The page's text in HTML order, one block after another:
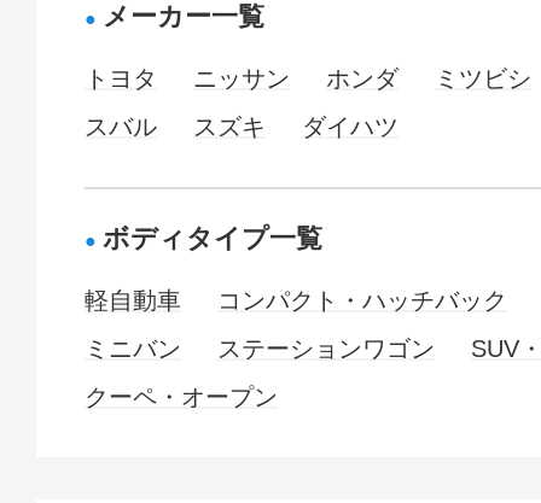
メーカー一覧
トヨタ ニッサン ホンダ
ミツビシ
スバル
スズキ ダイハツ
ボディタイプ一覧
軽自動車
コンパクト・ハッチバック
ミニバン
ステーションワゴン
SUV
クーペ・オープン